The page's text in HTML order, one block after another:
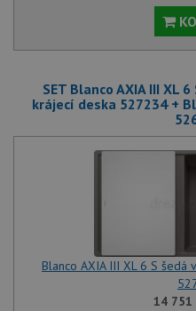
SET Blanco AXIA III XL
krájecí deska 527234 +
Blanco AXIA III XL 6 S šedá
14 751